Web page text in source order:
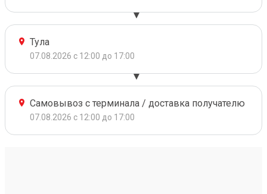
Тула
07.08.2026 с 12:00 до 17:00
Самовывоз с терминала / доставка получателю
07.08.2026 с 12:00 до 17:00